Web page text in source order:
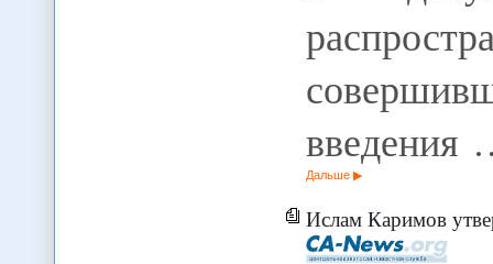
введения
Дальше
Ислам Каримов утвердил